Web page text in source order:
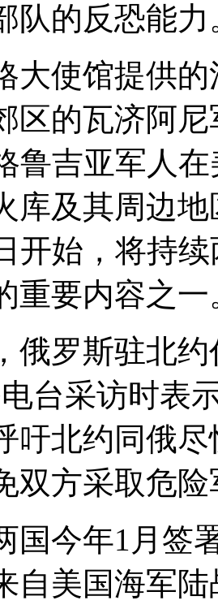
队的反恐能力
大使馆提供
区的瓦济阿
鲁吉亚军人
库及其周边
开始，将持
重要内容之一
俄罗斯驻北
台采访时表
吁北约同俄
双方采取危
国今年1月签
自美国海军